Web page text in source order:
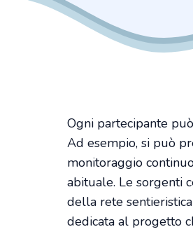
Ogni partecipante
Ad esempio, si può
monitoraggio
abituale. Le sorgenti
della rete
dedicata al progetto